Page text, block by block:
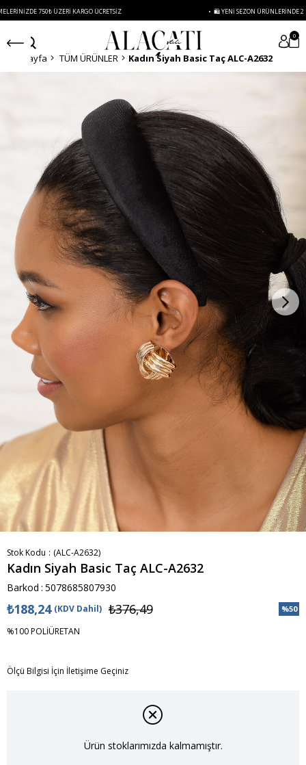
750₺ ÜZERI KARGO ÜCRETSIZ • 🛍️ YENI SEZON ÜRÜNLERINDE 2 ÜRÜN VE
0
Anasayfa TÜM ÜRÜNLER Kadın Siyah Basic Taç ALC-A2632
Stok Kodu (ALC-A2632)
Kadın Siyah Basic Taç ALC-A2632
Barkod : 5078685807930
%50
₺376,49
₺188,24 (KDV Dahil)
%100 POLİÜRETAN
Ölçü Bilgisi İçin İletişime Geçiniz
Ürün stoklarımızda kalmamıştır.